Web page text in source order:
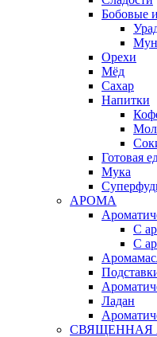
Бобовые
Орехи
Мёд
Сахар
Напитки
Готовая
Мука
АРОМА
С
С
Ладан
СВЯЩЕННАЯ